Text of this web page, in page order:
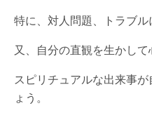
特に、対人問題、トラブル
又、自分の直観を生かして
スピリチュアルな出来事
ょう。